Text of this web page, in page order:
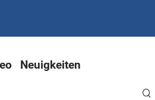
Neuigkeiten